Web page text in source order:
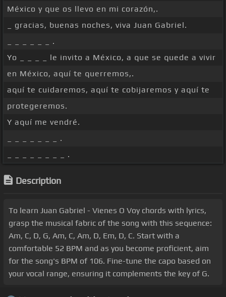
México y que os llevo en mi corazón,.
_ gracias, buenas noches, viva Juan Gabriel.
_ _ _ _ _ _ .
Yo _ _ _ _ le invito a México, a que se quede a vivir
en México, aquí te querremos,.
aquí te cuidaremos, aquí te cobijaremos y aquí te
protegeremos.
Y aquí me vendré.
_ _ _ _ _ _ _ .
_ _ _ _ _ _ _ _ .
Description
To learn Juan Gabriel - Vienes O Voy chords with lyrics,
grasp the musical fabric of the song with this sequence:
Am, C, D, G, Am, C, Am, D, Em, D, C. Start with a
comfortable 52 BPM and as you become proficient, aim
for the song's BPM of 106. Fine-tune the capo based on
your vocal range, ensuring it complements the key of G.